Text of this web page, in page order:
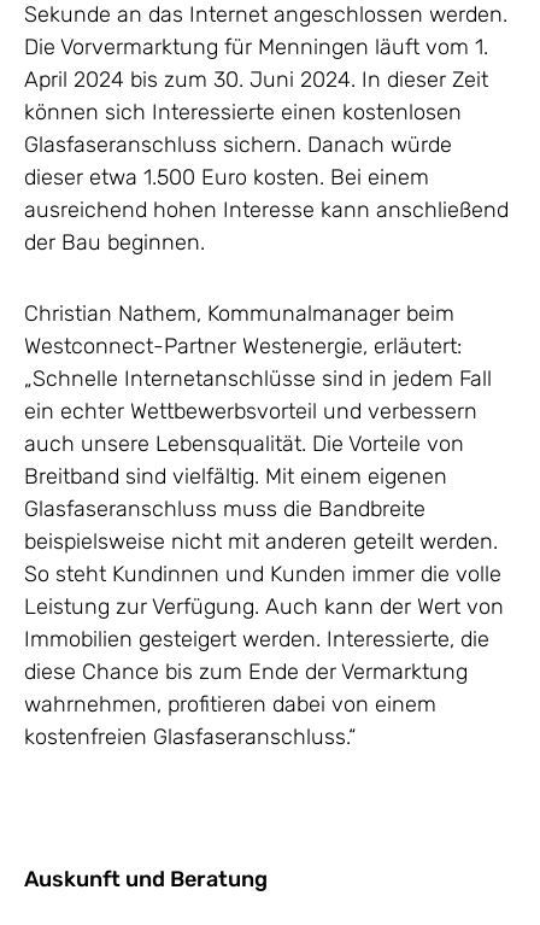
Sekunde an das Internet angeschlossen werden.
Die Vorvermarktung für Menningen läuft vom 1.
April 2024 bis zum 30. Juni 2024. In dieser Zeit
können sich Interessierte einen kostenlosen
Glasfaseranschluss sichern. Danach würde
dieser etwa 1.500 Euro kosten. Bei einem
ausreichend hohen Interesse kann anschließend
der Bau beginnen.
Christian Nathem, Kommunalmanager beim
Westconnect-Partner Westenergie, erläutert:
„Schnelle Internetanschlüsse sind in jedem Fall
ein echter Wettbewerbsvorteil und verbessern
auch unsere Lebensqualität. Die Vorteile von
Breitband sind vielfältig. Mit einem eigenen
Glasfaseranschluss muss die Bandbreite
beispielsweise nicht mit anderen geteilt werden.
So steht Kundinnen und Kunden immer die volle
Leistung zur Verfügung. Auch kann der Wert von
Immobilien gesteigert werden. Interessierte, die
diese Chance bis zum Ende der Vermarktung
wahrnehmen, profitieren dabei von einem
kostenfreien Glasfaseranschluss.“
Auskunft und Beratung